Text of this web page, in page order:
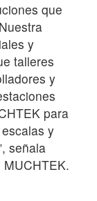
que
y
talleres
y
para
y
señala